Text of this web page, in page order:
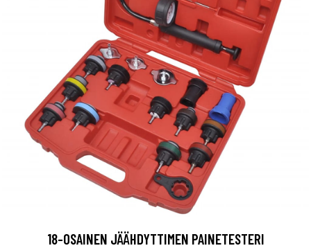
18-OSAINEN JÄÄHDYTTIMEN PAINETESTERI